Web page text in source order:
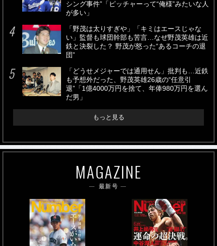
シング事件”「ピッチャーって“俺様”みたいな人
が多い」
「野茂は太りすぎや」「キミはエースじゃな
い」監督も球団幹部も苦言…なぜ野茂英雄は近
鉄と決裂した？ 野茂が怒った“あるコーチの退
団”
「どうせメジャーでは通用せん」批判も…近鉄
も予想外だった、野茂英雄26歳の“任意引
退”「1億4000万円を捨て、年俸980万円を選ん
だ男」
もっと見る
MAGAZINE
最新号